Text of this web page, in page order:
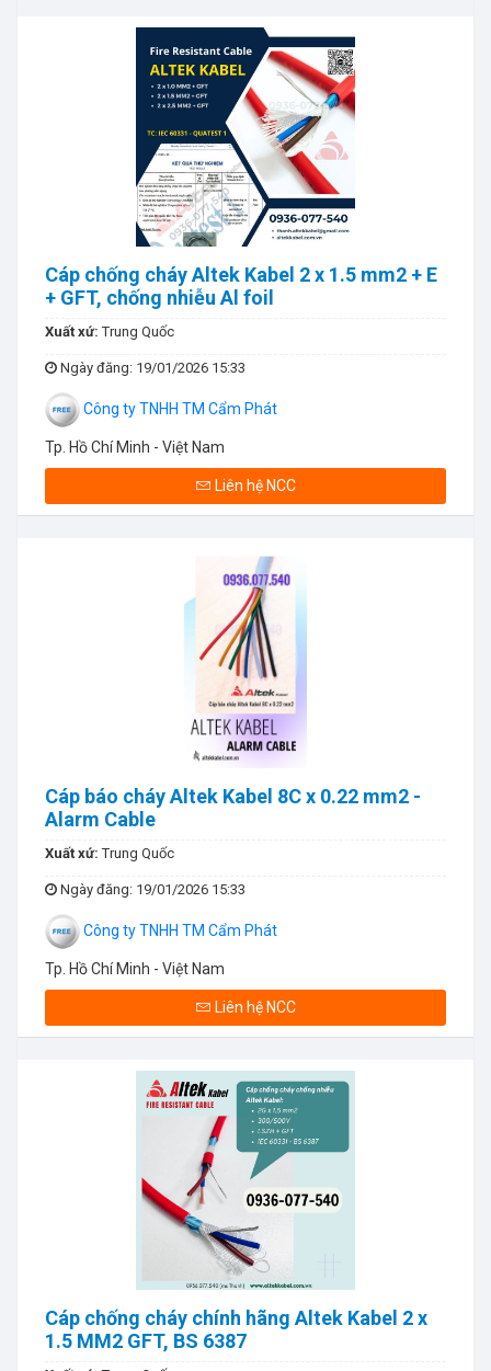
Cáp chống cháy Altek Kabel 2 x 1.5 mm2 + E
+ GFT, chống nhiễu Al foil
Xuất xứ:Trung Quốc
Ngày đăng: 19/01/2026 15:33
Công ty TNHH TM Cẩm Phát
Tp. Hồ Chí Minh - Việt Nam
Liên hệ NCC
Cáp báo cháy Altek Kabel 8C x 0.22 mm2 -
Alarm Cable
Xuất xứ:Trung Quốc
Ngày đăng: 19/01/2026 15:33
Công ty TNHH TM Cẩm Phát
Tp. Hồ Chí Minh - Việt Nam
Liên hệ NCC
Cáp chống cháy chính hãng Altek Kabel 2 x
1.5 MM2 GFT, BS 6387